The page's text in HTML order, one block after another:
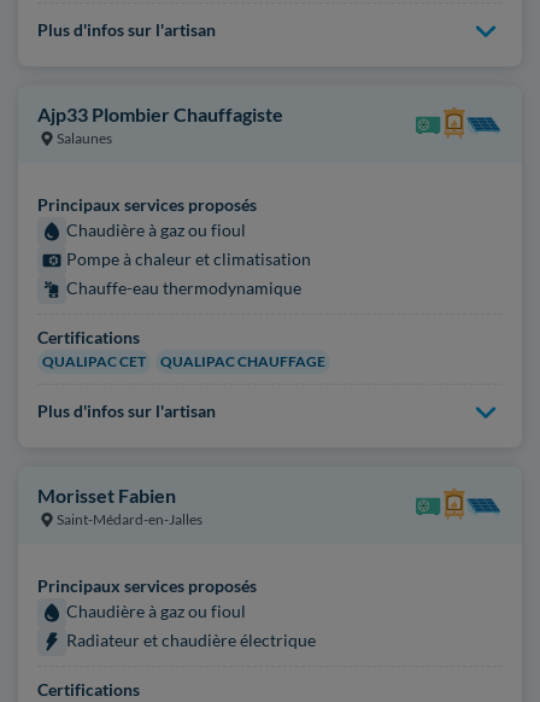
Plus d'infos sur l'artisan
Ajp33 Plombier Chauffagiste
Salaunes
Principaux services proposés
Chaudière à gaz ou fioul
Pompe à chaleur et climatisation
Chauffe-eau thermodynamique
Certifications
QUALIPAC CET QUALIPAC CHAUFFAGE
Plus d'infos sur l'artisan
Morisset Fabien
Saint-Médard-en-Jalles
Principaux services proposés
Chaudière à gaz ou fioul
Radiateur et chaudière électrique
Certifications